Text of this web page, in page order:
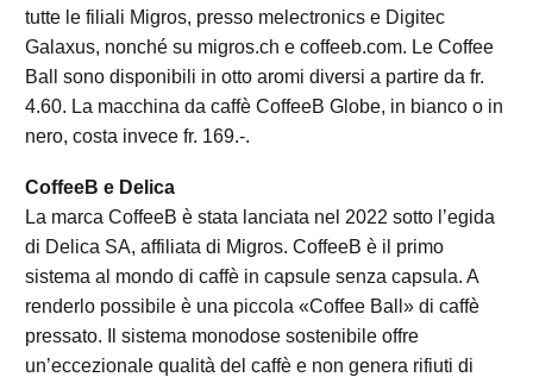
tutte le filiali Migros, presso melectronics e Digitec
Galaxus, nonché su migros.ch e coffeeb.com. Le Coffee
Ball sono disponibili in otto aromi diversi a partire da fr.
4.60. La macchina da caffè CoffeeB Globe, in bianco o in
nero, costa invece fr. 169.-.
CoffeeB e Delica
La marca CoffeeB è stata lanciata nel 2022 sotto l’egida
di Delica SA, affiliata di Migros. CoffeeB è il primo
sistema al mondo di caffè in capsule senza capsula. A
renderlo possibile è una piccola «Coffee Ball» di caffè
pressato. Il sistema monodose sostenibile offre
un’eccezionale qualità del caffè e non genera rifiuti di